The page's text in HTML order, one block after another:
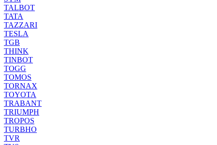
TALBOT
TATA
TAZZARI
TESLA
TGB
THINK
TINBOT
TOGG
TOMOS
TORNAX
TOYOTA
TRABANT
TRIUMPH
TROPOS
TURBHO
TVR